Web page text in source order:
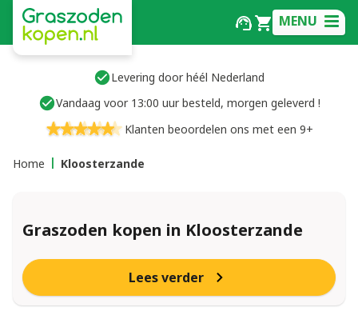
MENU
Levering door héél Nederland
Vandaag voor 13:00 uur besteld, morgen geleverd !
Klanten beoordelen ons met een 9+
Home Kloosterzande
Graszoden kopen in Kloosterzande
Lees verder